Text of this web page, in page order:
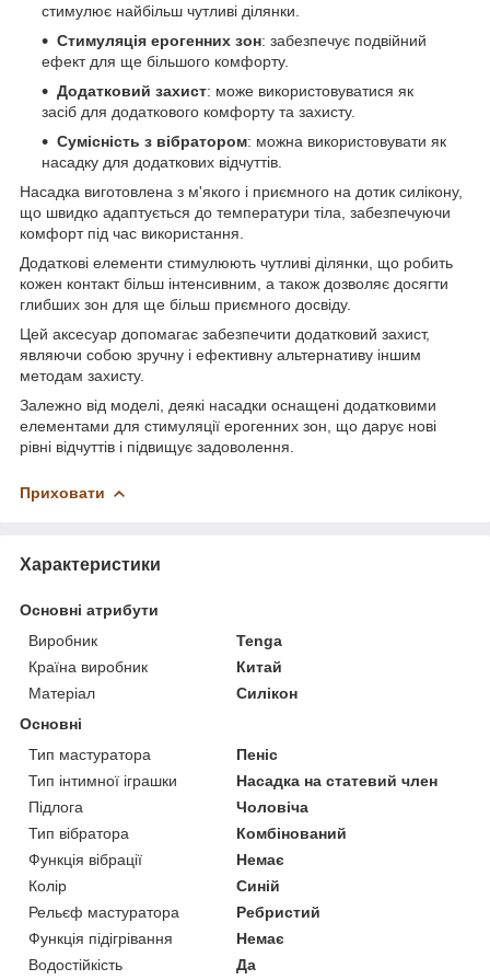
стимулює найбільш чутливі ділянки.
Стимуляція ерогенних зон: забезпечує подвійний
ефект для ще більшого комфорту.
Додатковий захист: може використовуватися як
засіб для додаткового комфорту та захисту.
Сумісність з вібратором: можна використовувати як
насадку для додаткових відчуттів.
Насадка виготовлена з м'якого і приємного на дотик силікону,
що швидко адаптується до температури тіла, забезпечуючи
комфорт під час використання.
Додаткові елементи стимулюють чутливі ділянки, що робить
кожен контакт більш інтенсивним, а також дозволяє досягти
глибших зон для ще більш приємного досвіду.
Цей аксесуар допомагає забезпечити додатковий захист,
являючи собою зручну і ефективну альтернативу іншим
методам захисту.
Залежно від моделі, деякі насадки оснащені додатковими
елементами для стимуляції ерогенних зон, що дарує нові
рівні відчуттів і підвищує задоволення.
Приховати
Характеристики
Основні атрибути
Виробник
Tenga
Країна виробник
Китай
Матеріал
Силікон
Основні
Тип мастуратора
Пеніс
Тип інтимної іграшки
Насадка на статевий член
Підлога
Чоловіча
Тип вібратора
Комбінований
Функція вібрації
Немає
Колір
Синій
Рельєф мастуратора
Ребристий
Функція підігрівання
Немає
Водостійкість
Да